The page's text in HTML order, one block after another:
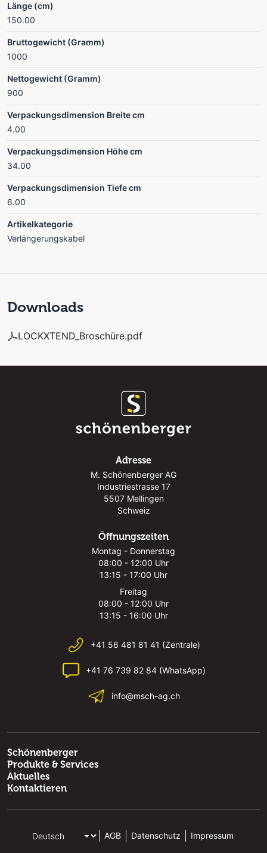
Länge (cm)
150.00
Bruttogewicht (Gramm)
1000
Nettogewicht (Gramm)
900
Verpackungsdimension Breite cm
4.00
Verpackungsdimension Höhe cm
34.00
Verpackungsdimension Tiefe cm
6.00
Artikelkategorie
Verlängerungskabel
Downloads
LOCKXTEND_Broschüre.pdf
Adresse
M. Schönenberger AG
Industriestrasse 17
5507 Mellingen
Schweiz
Öffnungszeiten
Montag - Donnerstag
08:00 - 12:00 Uhr
13:15 - 17:00 Uhr
Freitag
08:00 - 12:00 Uhr
13:15 - 16:00 Uhr
+41 56 481 81 41 (Zentrale)
+41 76 739 82 84 (WhatsApp)
info@msch-ag.ch
Schönenberger
Produkte & Services
Aktuelles
Kontaktieren
AGB Datenschutz Impressum